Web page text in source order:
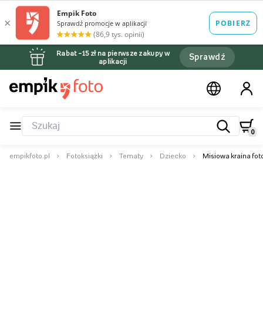
Rabat –15 zł na pierwsze zakupy w
aplikacji
Sprawdź
0
empikfoto.pl Fotoksiążki Tematy Dziecko Misiowa kraina